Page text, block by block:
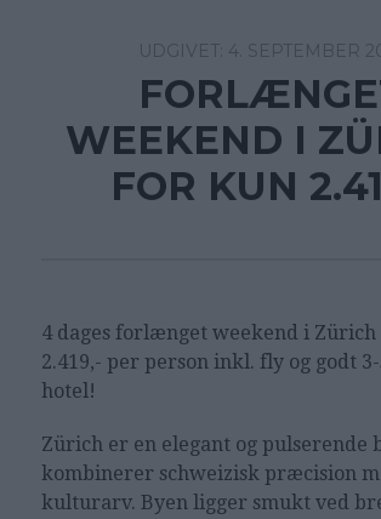
4. SEPTEMBER
WEEKEND I
FOR KUN
4 dages forlænget weekend i
2.419,- per person inkl. fly og godt
hotel!
Zürich er en elegant og pulserende
kombinerer schweizisk præcision
kulturarv. Byen ligger smukt ved